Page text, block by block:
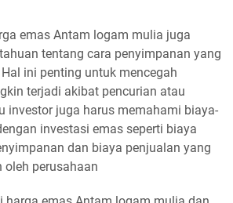
emas Antam logam mulia juga
tentang cara penyimpanan yang
ini penting untuk mencegah
terjadi akibat pencurian atau
investor juga harus memahami biaya-
investasi emas seperti biaya
dan biaya penjualan yang
oleh perusahaan